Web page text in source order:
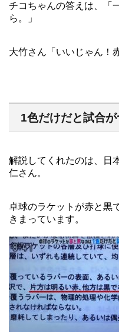
チコちゃんの答えは、「
ら。」
大竹さん「いいじゃん！
1色だけだと試合
解説してくれたのは、日
仁さん。
卓球のラケットが赤と黒
きまっています。